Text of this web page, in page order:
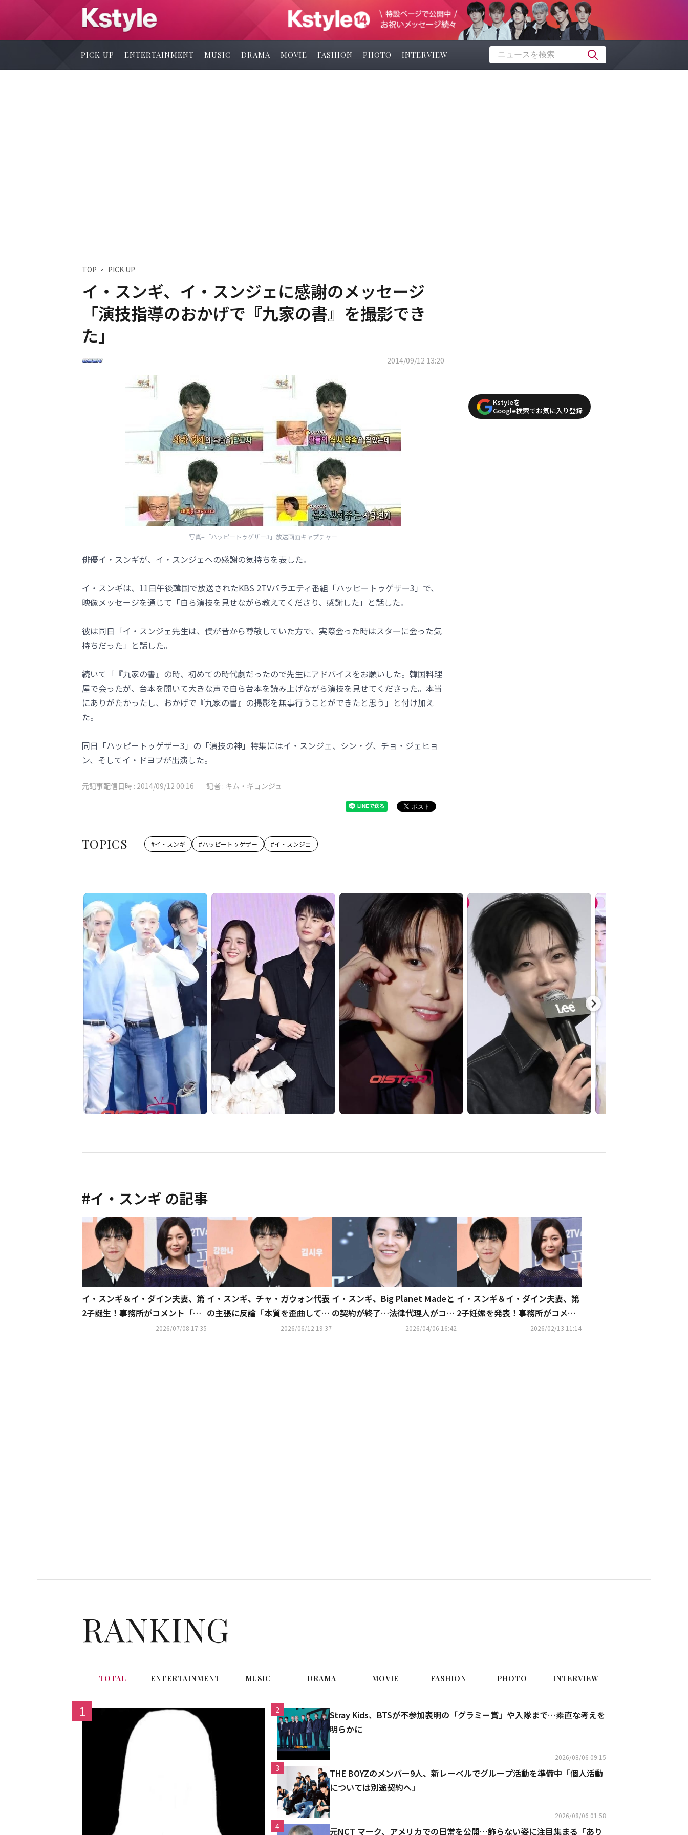
PICK UP ENTERTAINMENT MUSIC DRAMA MOVIE FASHION PHOTO INTERVIEW
TOP PICK UP
イ・スンギ、イ・スンジェに感謝のメッセージ
「演技指導のおかげで『九家の書』を撮影でき
た」
2014/09/12 13:20
写真=「ハッピートゥゲザー3」放送画面キャプチャー
俳優イ・スンギが、イ・スンジェへの感謝の気持ちを表した。
イ・スンギは、11日午後韓国で放送されたKBS 2TVバラエティ番組「ハッピートゥゲザー3」で、
映像メッセージを通じて「自ら演技を見せながら教えてくださり、感謝した」と話した。
彼は同日「イ・スンジェ先生は、僕が昔から尊敬していた方で、実際会った時はスターに会った気
持ちだった」と話した。
続いて「『九家の書』の時、初めての時代劇だったので先生にアドバイスをお願いした。韓国料理
屋で会ったが、台本を開いて大きな声で自ら台本を読み上げながら演技を見せてくださった。本当
にありがたかったし、おかげで『九家の書』の撮影を無事行うことができたと思う」と付け加え
た。
同日「ハッピートゥゲザー3」の「演技の神」特集にはイ・スンジェ、シン・グ、チョ・ジェヒョ
ン、そしてイ・ドヨプが出演した。
元記事配信日時 : 2014/09/12 00:16 記者 : キム・ギョンジュ
TOPICS #イ・スンギ #ハッピートゥゲザー #イ・スンジェ
Kstyleを
Google検索でお気に入り登録
#イ・スンギ の記事
イ・スンギ＆イ・ダイン夫妻、第
2子誕生！事務所がコメント「母
2026/07/08 17:35
イ・スンギ、チャ・ガウォン代表
の主張に反論「本質を歪曲してい
2026/06/12 19:37
イ・スンギ、Big Planet Madeと
の契約が終了…法律代理人がコメ
ント「事務所側の契約違反による
2026/04/06 16:42
イ・スンギ＆イ・ダイン夫妻、第
2子妊娠を発表！事務所がコメン
2026/02/13 11:14
RANKING
TOTAL ENTERTAINMENT MUSIC DRAMA MOVIE FASHION PHOTO INTERVIEW
1 2
Stray Kids、BTSが不参加表明の「グラミー賞」や入隊まで…素直な考えを
明らかに
2026/08/06 09:15
3
THE BOYZのメンバー9人、新レーベルでグループ活動を準備中「個人活動
については別途契約へ」
2026/08/06 01:58
4 元NCT マーク、アメリカでの日常を公開…飾らない姿に注目集まる「あり